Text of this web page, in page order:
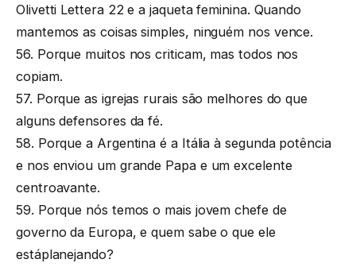
Olivetti Lettera 22 e a jaqueta feminina. Quando
mantemos as coisas simples, ninguém nos vence.
56. Porque muitos nos criticam, mas todos nos
copiam.
57. Porque as igrejas rurais são melhores do que
alguns defensores da fé.
58. Porque a Argentina é a Itália à segunda potência
e nos enviou um grande Papa e um excelente
centroavante.
59. Porque nós temos o mais jovem chefe de
governo da Europa, e quem sabe o que ele
estáplanejando?